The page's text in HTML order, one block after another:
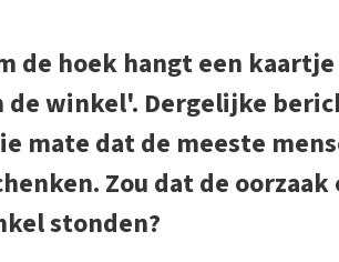
de hoek hangt een
winkel'. Dergelijke
mate dat de meeste
Zou dat de
stonden?